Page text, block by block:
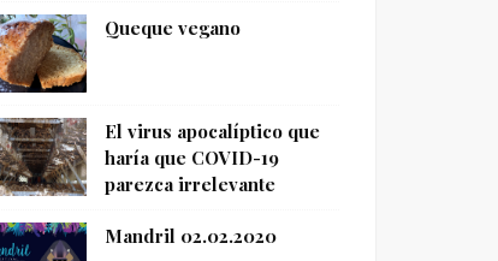
Queque vegano
El virus apocalíptico que
haría que COVID-19
parezca irrelevante
Mandril 02.02.2020